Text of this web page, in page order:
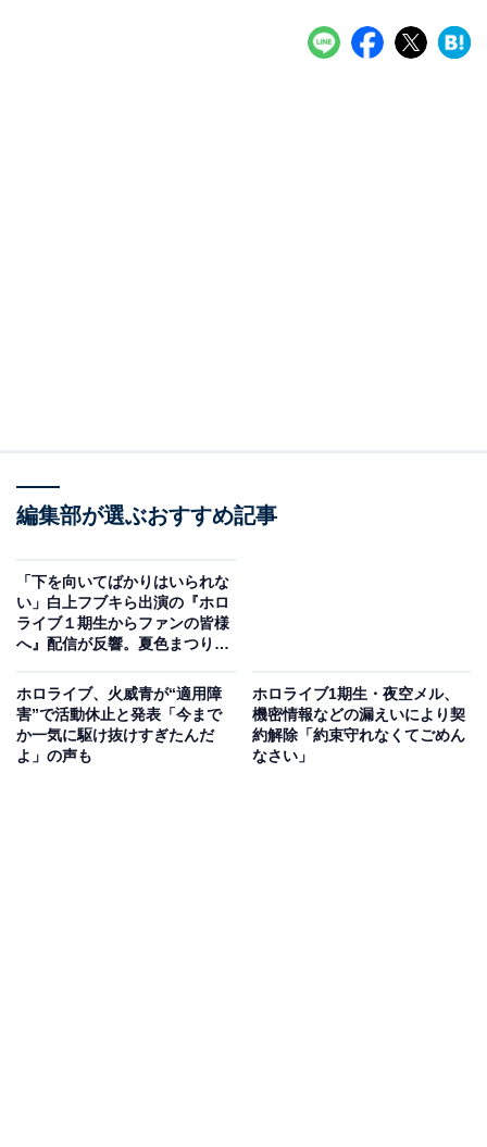
編集部が選ぶおすすめ記事
「下を向いてばかりはいられな
い」白上フブキら出演の『ホロ
ライブ１期生からファンの皆様
へ』配信が反響。夏色まつりは
ホロライブ、火威青が“適用障
害”で活動休止と発表「今まで
か一気に駆け抜けすぎたんだ
よ」の声も
ホロライブ1期生・夜空メル、
機密情報などの漏えいにより契
約解除「約束守れなくてごめん
なさい」